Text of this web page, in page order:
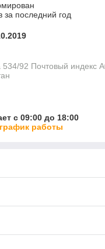
за последний год
92 Почтовый индекс
с 09:00 до 18:00
работы